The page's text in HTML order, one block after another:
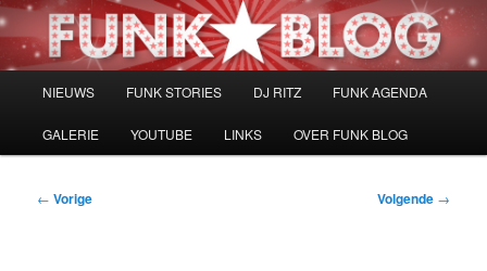
Spring
naar
NIEUWS FUNK STORIES DJ RITZ FUNK AGENDA
GALERIE YOUTUBE LINKS OVER FUNK BLOG
Bericht
← Vorige Volgende →